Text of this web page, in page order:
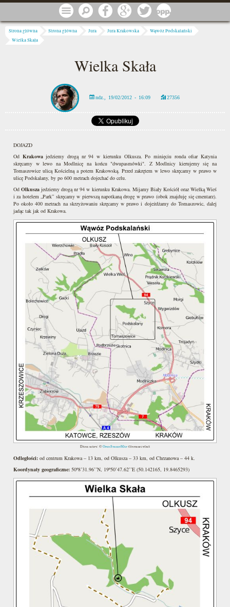
Przejdź do treści Menu Szukaj Facebook Google Twitter
Jesteś tutaj
Strona główna Strona główna Jura Jura Krakowska
Wąwóz Podskalański
Wielka Skała
Wielka Skała
ndz., 19/02/2012 - 16:09 27356
DOJAZD
Od Krakowajedziemy drogą nr 94 w kierunku Olkusza. Po minięciu ronda ofiar Katynia
skręcamy w lewo na Modlnicę na końcu "dwupasmówki". Z Modlnicy kierujemy się na
Tomaszowice ulicą Kościelną a potem Krakowską. Przed zakrętem w lewo skręcamy w prawo w
ulicę Podskalany, by po 600 metrach dojechać do celu.
OdOlkusza jedziemy drogą nr 94 w kierunku Krakowa. Mijamy Biały Kościół oraz Wielką Wieś
i za hotelem „Park” skręcamy w pierwszą napotkaną drogę w prawo (obok znajduję się cmentarz).
Po około 400 metrach na skrzyżowaniu skręcamy w prawo i dojeżdżamy do Tomaszowic, dalej
jadąc tak jak od Krakowa.
Dane mapy: © OpenStreetMap contributors
Odległości: od centrum Krakowa – 13 km, od Olkusza – 33 km, od Chrzanowa – 44 k.
Koordynaty geograficzne: 50º8’31.96’’N, 19º50’47.62’’E (50.142165, 19.8465293)